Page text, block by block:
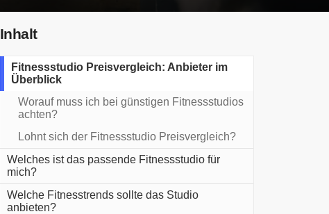
Inhalt
Fitnessstudio Preisvergleich: Anbieter im
Überblick
Worauf muss ich bei günstigen Fitnessstudios
achten?
Lohnt sich der Fitnessstudio Preisvergleich?
Welches ist das passende Fitnessstudio für
mich?
Welche Fitnesstrends sollte das Studio
anbieten?